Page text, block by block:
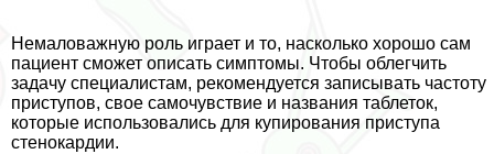
Немаловажную роль играет и то, насколько хорошо сам
пациент сможет описать симптомы. Чтобы облегчить
задачу специалистам, рекомендуется записывать частоту
приступов, свое самочувствие и названия таблеток,
которые использовались для купирования приступа
стенокардии.